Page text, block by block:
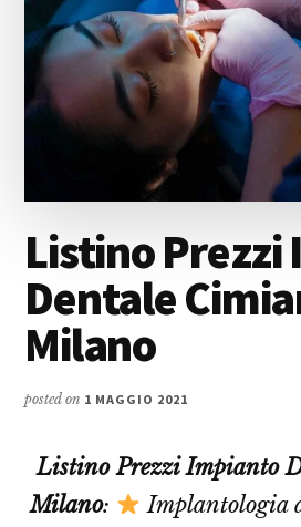
Listino
Dentale
Milano
posted on 1 MAGGIO 2021
Listino Prezzi Impianto
Milano:
Implantologia